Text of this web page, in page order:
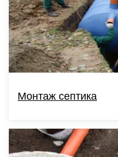
Монтаж септика